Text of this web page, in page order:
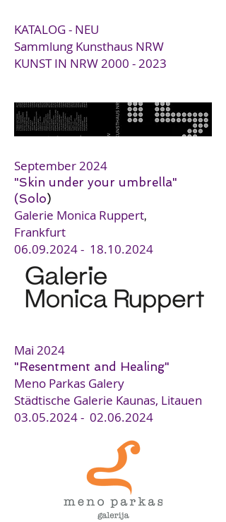
KATALOG - NEU
Sammlung Kunsthaus NRW
KUNST IN NRW2000 - 2023
September 2024
"Skin under your umbrella"
(Solo)
Galerie Monica Ruppert,
Frankfurt
06.09.2024 - 18.10.2024
Mai 2024
"Resentment and Healing"
Meno Parkas Galery
Städtische Galerie Kaunas, Litauen
03.05.2024 - 02.06.2024